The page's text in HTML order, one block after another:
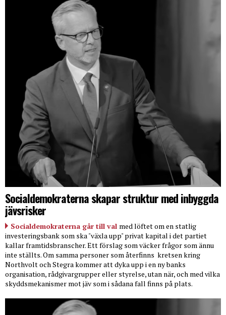
Socialdemokraterna skapar struktur med inbyggda
jävsrisker
Socialdemokraterna går till val med löftet om en statlig
investeringsbank som ska "växla upp" privat kapital i det partiet
kallar framtidsbranscher. Ett förslag som väcker frågor som ännu
inte ställts. Om samma personer som återfinns kretsen kring
Northvolt och Stegra kommer att dyka upp i en ny banks
organisation, rådgivargrupper eller styrelse, utan när, och med vilka
skyddsmekanismer mot jäv som i sådana fall finns på plats.